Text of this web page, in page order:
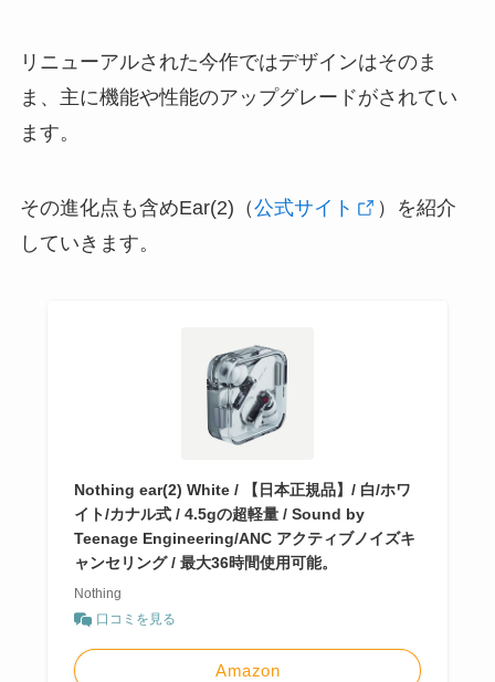
リニューアルされた今作ではデザインはそのま
ま、主に機能や性能のアップグレードがされてい
ます。
その進化点も含めEar(2)（公式サイト
）を紹介
していきます。
Nothing ear(2) White / 【日本正規品】/ 白/ホワ
イト/カナル式 / 4.5gの超軽量 / Sound by
Teenage Engineering/ANC アクティブノイズキ
ャンセリング / 最大36時間使用可能。
Nothing
口コミを見る
Amazon